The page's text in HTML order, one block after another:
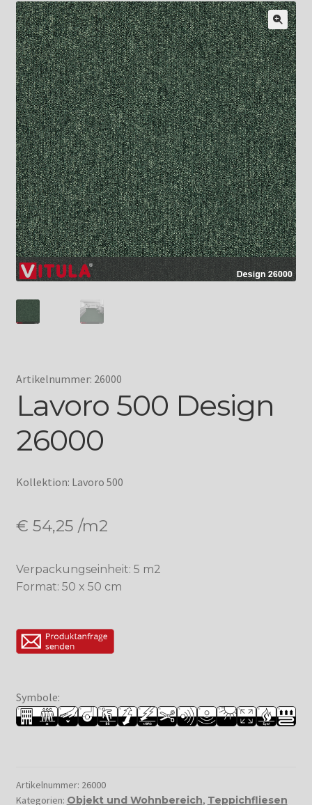
Artikelnummer: 26000
Lavoro 500 Design
26000
Kollektion: Lavoro 500
€ 54,25 /m2
Verpackungseinheit: 5 m2
Format: 50 x 50 cm
Symbole:
Artikelnummer: 26000
Kategorien: Objekt und Wohnbereich, Teppichfliesen